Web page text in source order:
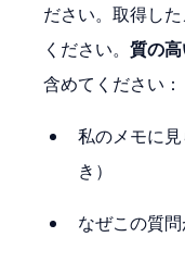
ださい。取得し
ください。質の
含めてください：
私のメモに
き）
なぜこの質